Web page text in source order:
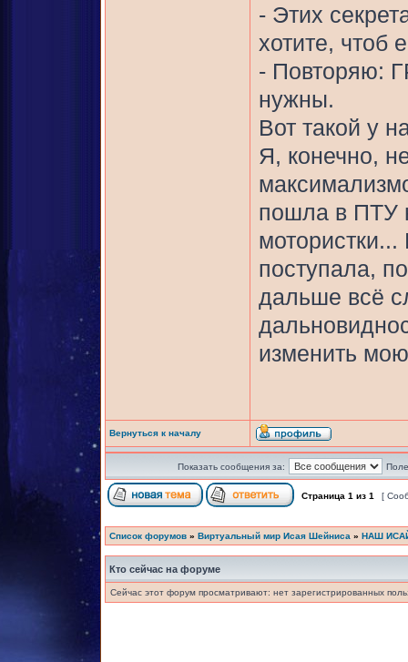
- Этих
хотите, чтоб
- Повторяю:
нужны.
Вот такой у
Я, конечно,
пошла в ПТУ
мотористки...
поступала,
дальше всё
изменить
Вернуться к началу
Показать сообщения за:
Страница 1 из 1 [
Список форумов » Виртуальный мир Исая Шейниса » НАШ
Кто сейчас на форуме
Сейчас этот форум просматривают: нет зарегистрированных